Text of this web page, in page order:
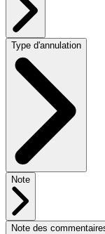
Type d'annulation
Note
Note des